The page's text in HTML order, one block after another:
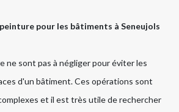
pour les bâtiments à Seneujols
ne sont pas à négliger pour éviter les
d'un bâtiment. Ces opérations sont
et il est très utile de rechercher